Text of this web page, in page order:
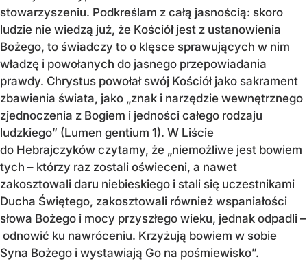
stowarzyszeniu. Podkreślam z całą jasnością: skoro
ludzie nie wiedzą już, że Kościół jest z ustanowienia
Bożego, to świadczy to o klęsce sprawujących w nim
władzę i powołanych do jasnego przepowiadania
prawdy. Chrystus powołał swój Kościół jako sakrament
zbawienia świata, jako „znak i narzędzie wewnętrznego
zjednoczenia z Bogiem i jedności całego rodzaju
ludzkiego” (Lumen gentium 1). W Liście
do Hebrajczyków czytamy, że „niemożliwe jest bowiem
tych – którzy raz zostali oświeceni, a nawet
zakosztowali daru niebieskiego i stali się uczestnikami
Ducha Świętego, zakosztowali również wspaniałości
słowa Bożego i mocy przyszłego wieku, jednak odpadli –
odnowić ku nawróceniu. Krzyżują bowiem w sobie
Syna Bożego i wystawiają Go na pośmiewisko”.